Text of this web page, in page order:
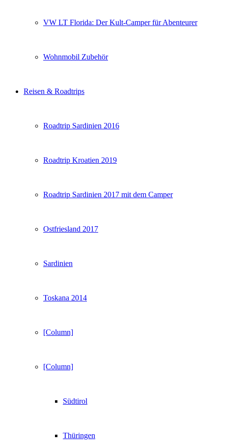
VW LT Florida: Der Kult-Camper für Abenteurer
Wohnmobil Zubehör
Reisen & Roadtrips
Roadtrip Sardinien 2016
Roadtrip Kroatien 2019
Roadtrip Sardinien 2017 mit dem Camper
Ostfriesland 2017
Sardinien
Toskana 2014
[Column]
[Column]
Südtirol
Thüringen